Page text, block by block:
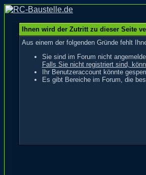
Ihnen wird der Zutritt zu dieser Seite
Aus einem der folgenden Gründe fehlt
Sie sind im Forum nicht
Falls Sie nicht registriert sind,
Ihr Benutzeraccount könnte
Es gibt Bereiche im Forum, die